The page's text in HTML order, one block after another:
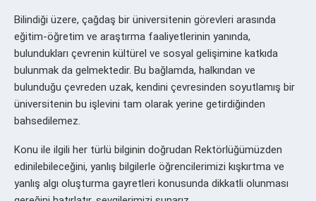
Bilindiği üzere, çağdaş bir üniversitenin görevleri arasında
eğitim-öğretim ve araştırma faaliyetlerinin yanında,
bulundukları çevrenin kültürel ve sosyal gelişimine katkıda
bulunmak da gelmektedir. Bu bağlamda, halkından ve
bulunduğu çevreden uzak, kendini çevresinden soyutlamış bir
üniversitenin bu işlevini tam olarak yerine getirdiğinden
bahsedilemez.
Konu ile ilgili her türlü bilginin doğrudan Rektörlüğümüzden
edinilebileceğini, yanlış bilgilerle öğrencilerimizi kışkırtma ve
yanlış algı oluşturma gayretleri konusunda dikkatli olunması